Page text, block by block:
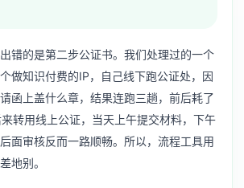
错的是第二步公证书。我们处理过的一个
做知识付费的IP，自己线下跑公证处，因
函上盖什么章，结果连跑三趟，前后耗了
转用线上公证，当天上午提交材料，下午
面审核反而一路顺畅。所以，流程工具用
地别。